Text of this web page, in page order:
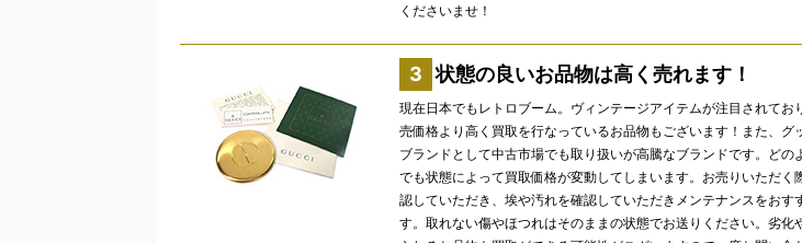
くださいませ！
状態の良いお品物は高く売れます！
現在日本でもレトロブーム。ヴィンテージアイテムが注目されてお
売価格より高く買取を行なっているお品物もございます！また、グ
ブランドとして中古市場でも取り扱いが高騰なブランドです。どの
でも状態によって買取価格が変動してしまいます。お売りいただく
認していただき、埃や汚れを確認していただきメンテナンスをおす
す。取れない傷やほつれはそのままの状態でお送りください。劣化